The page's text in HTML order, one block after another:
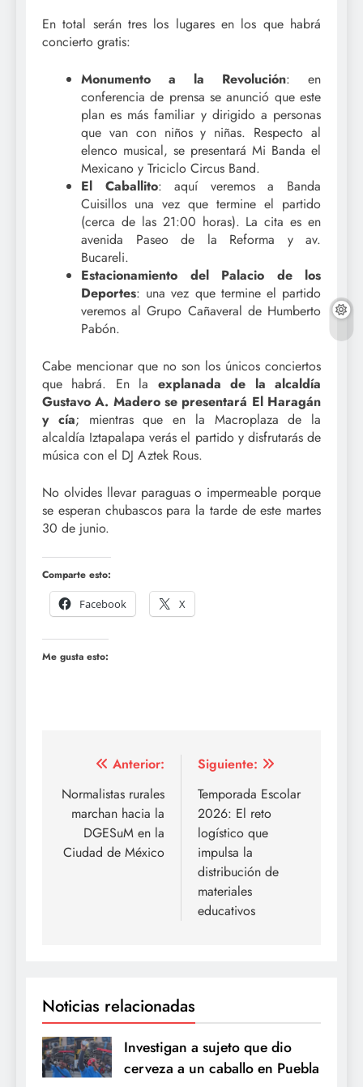
En total serán tres los lugares en los que habrá
concierto gratis:
Monumento a la Revolución: en
conferencia de prensa se anunció que este
plan es más familiar y dirigido a personas
que van con niños y niñas. Respecto al
elenco musical, se presentará Mi Banda el
Mexicano y Triciclo Circus Band.
El Caballito: aquí veremos a Banda
Cuisillos una vez que termine el partido
(cerca de las 21:00 horas). La cita es en
avenida Paseo de la Reforma y av.
Bucareli.
Estacionamiento del Palacio de los
Deportes: una vez que termine el partido
veremos al Grupo Cañaveral de Humberto
Pabón.
Cabe mencionar que no son los únicos conciertos
que habrá. En la explanada de la alcaldía
Gustavo A. Madero se presentará El Haragán
y cía; mientras que en la Macroplaza de la
alcaldía Iztapalapa verás el partido y disfrutarás de
música con el DJ Aztek Rous.
No olvides llevar paraguas o impermeable porque
se esperan chubascos para la tarde de este martes
30 de junio.
Comparte esto:
Facebook
X
Me gusta esto:
Navegación
de
entradas
Anterior:
Normalistas rurales
marchan hacia la
DGESuM en la
Ciudad de México
Siguiente:
Temporada Escolar
2026: El reto
logístico que
impulsa la
distribución de
materiales
educativos
Noticias relacionadas
Investigan a sujeto que dio
cerveza a un caballo en Puebla